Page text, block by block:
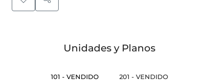
Unidades y Planos
101 - VENDIDO 201 - VENDIDO